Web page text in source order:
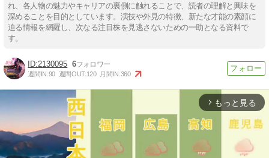
れ、各人物の魅力やキャリアの裏側に触れることで、読者の理解と興味を
深めることを目的としています。演技や外見の特徴、新たな才能の素顔に
迫る情報を網羅し、次なる注目株を見逃さないための一助となる資料で
す。
2130095 6
週間IN:90 週間OUT:120 月間IN:360
arrow_forward_ios もっと見る